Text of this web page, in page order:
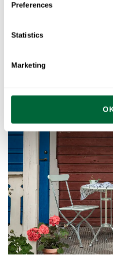
Preferences
Statistics
Marketing